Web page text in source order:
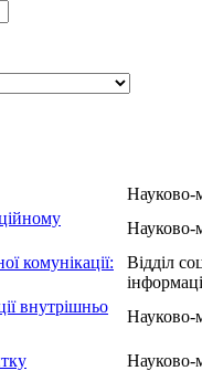
Науково-
Науково-
комунікації:
Відділ
внутрішньо
Науково-
Науково-